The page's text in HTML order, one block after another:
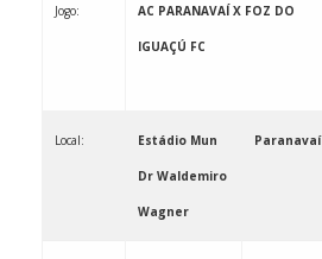
Jogo: AC PARANAVAÍ X FOZ DO
IGUAÇÚ FC
Local: Estádio Mun
Dr Waldemiro
Wagner
Paranavaí